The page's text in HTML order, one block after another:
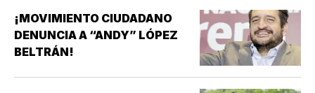
¡MOVIMIENTO CIUDADANO
DENUNCIA A “ANDY” LÓPEZ
BELTRÁN!